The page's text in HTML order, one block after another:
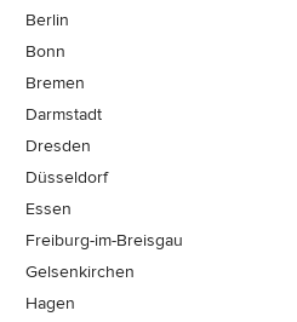
Berlin
Bonn
Bremen
Darmstadt
Dresden
Düsseldorf
Essen
Freiburg-im-Breisgau
Gelsenkirchen
Hagen